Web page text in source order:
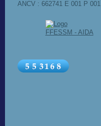
ANCV : 662741 E 001 P 001